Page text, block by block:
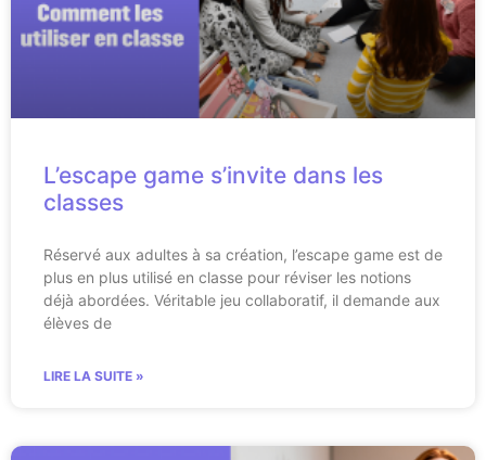
L’escape game s’invite dans les
classes
Réservé aux adultes à sa création, l’escape game est de
plus en plus utilisé en classe pour réviser les notions
déjà abordées. Véritable jeu collaboratif, il demande aux
élèves de
LIRE LA SUITE »